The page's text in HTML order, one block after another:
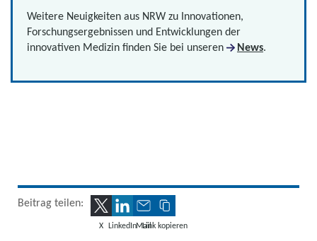
Weitere Neuigkeiten aus NRW zu Innovationen,
Forschungsergebnissen und Entwicklungen der
innovativen Medizin finden Sie bei unseren
News.
Beitrag teilen:
X LinkedInMailLink kopieren